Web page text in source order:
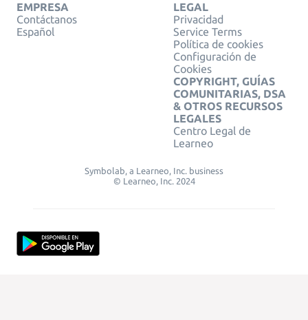
EMPRESA
Contáctanos
Español
LEGAL
Privacidad
Service Terms
Política de cookies
Configuración de
Cookies
COPYRIGHT, GUÍAS
COMUNITARIAS, DSA
& OTROS RECURSOS
LEGALES
Centro Legal de
Learneo
Symbolab, a Learneo, Inc. business
© Learneo, Inc. 2024